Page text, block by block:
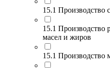
15.1 Производство
15.1 Производство
масел и жиров
15.1 Производство